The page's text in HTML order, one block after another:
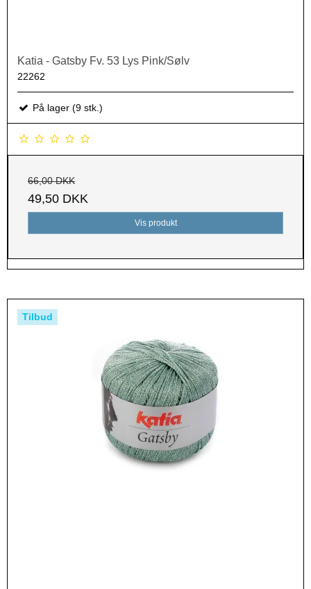
Katia - Gatsby Fv. 53 Lys Pink/Sølv
22262
På lager (9 stk.)
66,00 DKK
49,50 DKK
Vis produkt
Tilbud